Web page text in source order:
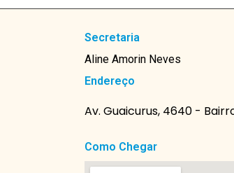
Secretaria
Aline Amorin Neves
Endereço
Av. Guaicurus, 4640 -
Como Chegar